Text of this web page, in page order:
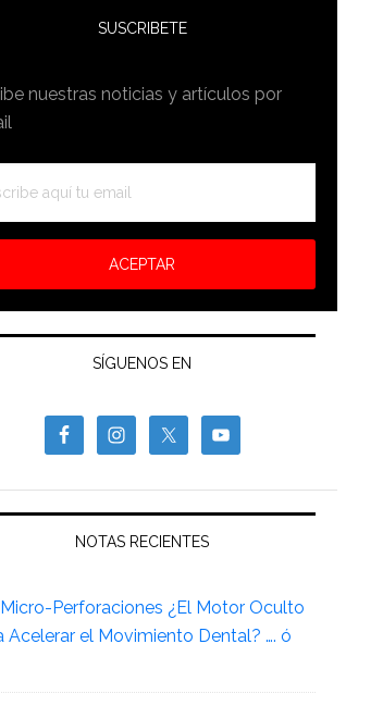
SUSCRIBETE
nuestras noticias y artículos por
SÍGUENOS EN
NOTAS RECIENTES
Micro-Perforaciones ¿El Motor Oculto
Acelerar el Movimiento Dental? …. ó